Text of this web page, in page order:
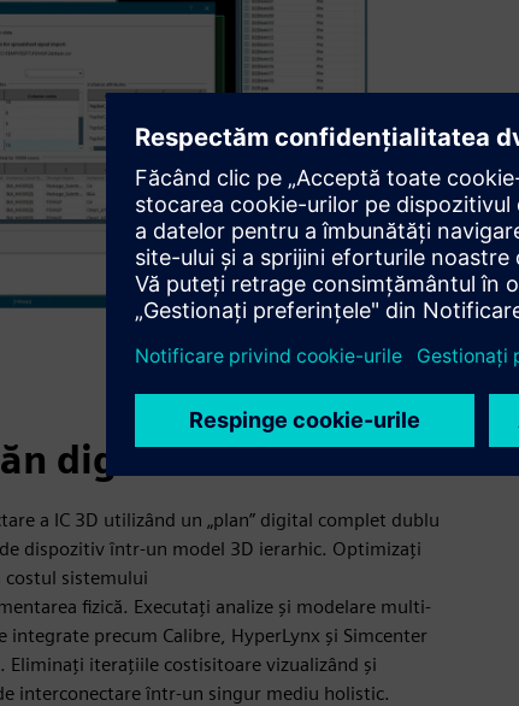
digital 3D
a IC 3D utilizând un „plan” digital complet dublu
dispozitiv într-un model 3D ierarhic. Optimizați
sistemului
fizică. Executați analize și modelare multi-
precum Calibre, HyperLynx și Simcenter
iterațiile costisitoare vizualizând și
interconectare într-un singur mediu holistic.